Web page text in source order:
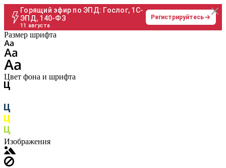
Горящий эфир по ЭПД: Гослог, 1С-
ЭПД, 140-ФЗ
11 августа
Регистрируйтесь
Размер шрифта
Цвет фона и шрифта
Изображения